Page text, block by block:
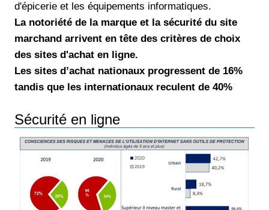
d'épicerie et les équipements informatiques.
La notoriété de la marque et la sécurité du site
marchand arrivent en tête des critères de choix
des sites d'achat en ligne.
Les sites d’achat nationaux progressent de 16%
tandis que les internationaux reculent de 40%
Sécurité en ligne